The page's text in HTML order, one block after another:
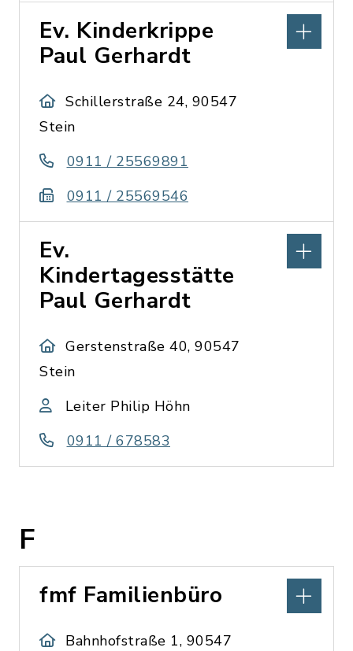
Ev. Kinderkrippe
Paul Gerhardt
Schillerstraße 24, 90547
Stein
0911 / 25569891
0911 / 25569546
Ev.
Kindertagesstätte
Paul Gerhardt
Gerstenstraße 40, 90547
Stein
Leiter Philip Höhn
0911 / 678583
F
fmf Familienbüro
Bahnhofstraße 1, 90547